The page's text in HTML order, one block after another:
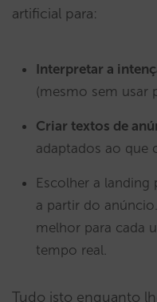
artificial para:
Interpretar a
(mesmo sem usar
Criar textos de
adaptados ao que
Escolher a landing
a partir do
melhor para cada
tempo real.
Tudo isto enquanto